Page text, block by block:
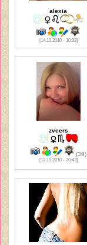
alexia
[14.10.2010 - 10:23]
zveers
(39)
[12.10.2010 - 20:43]